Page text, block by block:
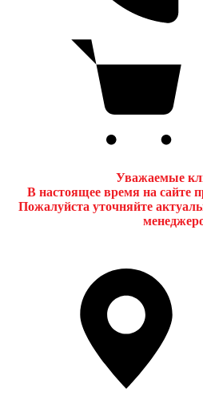
Уважаемые
В настоящее время на сайте
Пожалуйста уточняйте